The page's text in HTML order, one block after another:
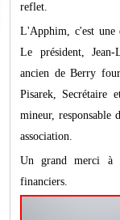
reflet.
L'Apphim, c'est une
Le président,
ancien de Berry
Pisarek, Secrétaire
mineur, responsable
association.
Un grand merci à
financiers.